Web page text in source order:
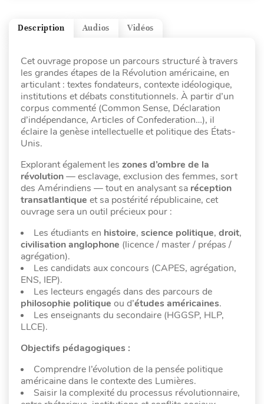
Vidéos
Audios
Description
Cet ouvrage propose un parcours structuré à travers
les grandes étapes de la Révolution américaine, en
articulant : textes fondateurs, contexte idéologique,
institutions et débats constitutionnels. À partir d’un
corpus commenté (Common Sense, Déclaration
d’indépendance, Articles of Confederation…), il
éclaire la genèse intellectuelle et politique des États-
Unis.
Explorant également les zones d’ombre de la
révolution— esclavage, exclusion des femmes, sort
des Amérindiens — tout en analysant sa réception
transatlantique et sa postérité républicaine, cet
ouvrage sera un outil précieux pour :
Les étudiants en histoire, science politique, droit,
civilisation anglophone (licence / master / prépas /
agrégation).
Les candidats aux concours (CAPES, agrégation,
ENS, IEP).
Les lecteurs engagés dans des parcours de
philosophie politique ou d’études américaines.
Les enseignants du secondaire (HGGSP, HLP,
LLCE).
Objectifs pédagogiques :
Comprendre l’évolution de la pensée politique
américaine dans le contexte des Lumières.
Saisir la complexité du processus révolutionnaire,